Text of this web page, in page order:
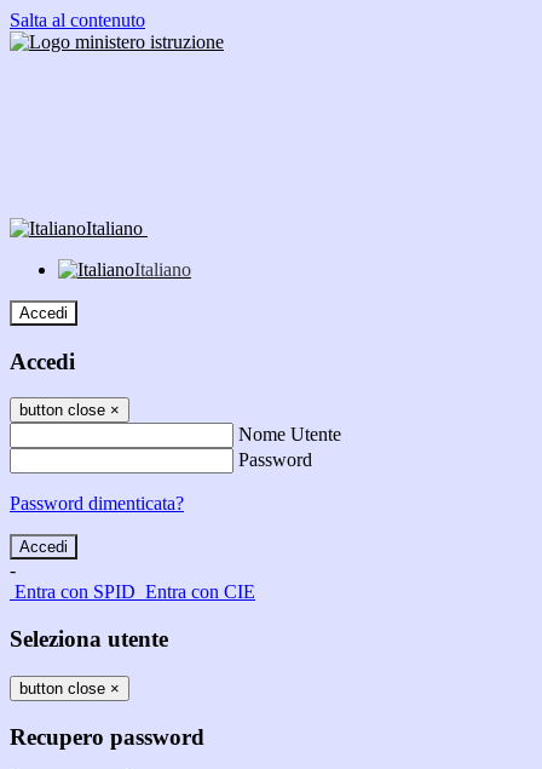
Salta al contenuto
Italiano
Italiano
Accedi
Accedi
button close ×
Nome Utente
Password
Password dimenticata?
-
Entra con SPID Entra con CIE
Seleziona utente
button close ×
Recupero password